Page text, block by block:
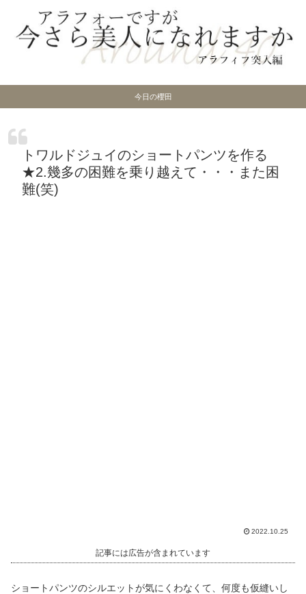
今日の櫻田
トワルドジュイのショートパンツを作る
★2.幾多の困難を乗り越えて・・・また困
難(笑)
2022.10.25
記事には広告が含まれています
ショートパンツのシルエットが気にくわなくて、何度も仮縫いし